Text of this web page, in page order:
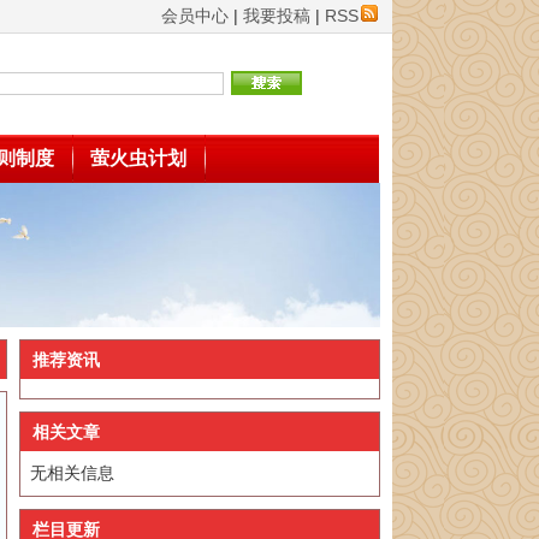
会员中心 | 我要投稿 | RSS
制度 萤火虫计划
推荐资讯
相关文章
无相关信息
栏目更新